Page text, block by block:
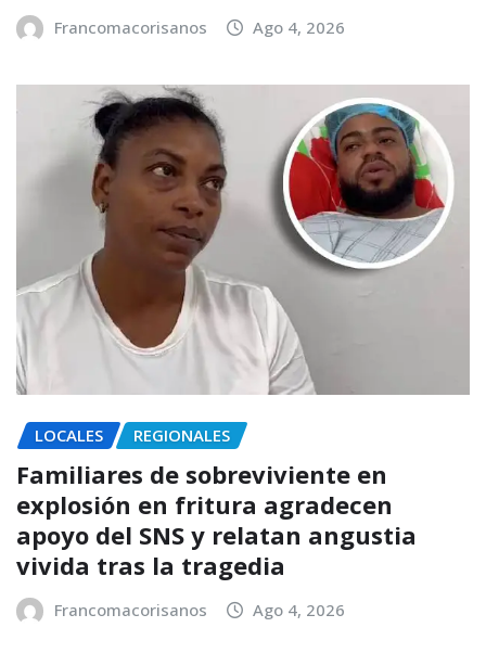
Francomacorisanos Ago 4, 2026
LOCALES REGIONALES
Familiares de sobreviviente en
explosión en fritura agradecen
apoyo del SNS y relatan angustia
vivida tras la tragedia
Francomacorisanos Ago 4, 2026